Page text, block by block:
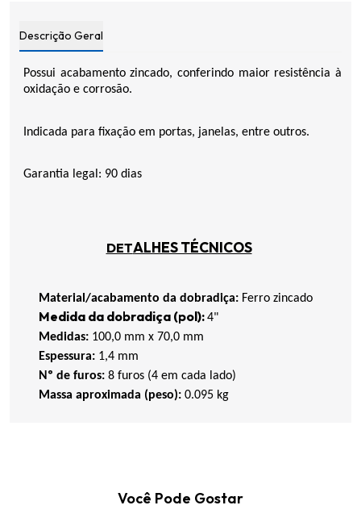
Descrição Geral
Possui acabamento zincado, conferindo maior resistência à
oxidação e corrosão.
Indicada para fixação em portas, janelas, entre outros.
Garantia legal: 90 dias
DETALHES TÉCNICOS
Material/acabamento da dobradiça: Ferro zincado
Medida da dobradiça (pol):4"
Medidas: 100,0 mm x 70,0 mm
Espessura: 1,4 mm
Nº de furos: 8 furos (4 em cada lado)
Massa aproximada (peso): 0.095 kg
Você Pode Gostar